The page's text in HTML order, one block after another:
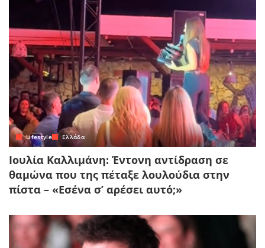
Lifestyle Ελλάδα
Ιουλία Καλλιμάνη: Έντονη αντίδραση σε
θαμώνα που της πέταξε λουλούδια στην
πίστα – «Εσένα σ’ αρέσει αυτό;»